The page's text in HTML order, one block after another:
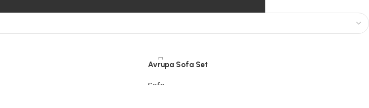
Avrupa Sofa Set
Sofe